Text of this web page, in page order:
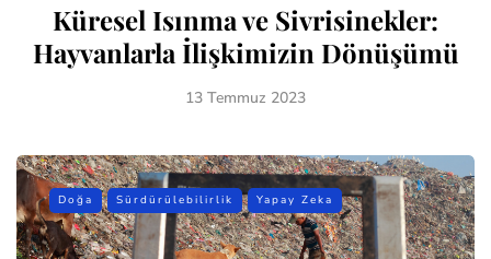
Küresel Isınma ve Sivrisinekler:
Hayvanlarla İlişkimizin Dönüşümü
13 Temmuz 2023
Doğa Sürdürülebilirlik Yapay Zeka